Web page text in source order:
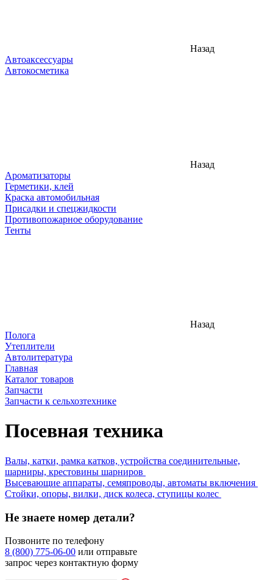
Назад
Автоаксессуары
Автокосметика
Назад
Ароматизаторы
Герметики, клей
Краска автомобильная
Присадки и спецжидкости
Противопожарное оборудование
Тенты
Назад
Полога
Утеплители
Автолитература
Главная
Каталог товаров
Запчасти
Запчасти к сельхозтехнике
Посевная техника
Валы, катки, рамка катков, устройства соединительные,
шарниры, крестовины шарниров
Высевающие аппараты, семяпроводы, автоматы включения
Стойки, опоры, вилки, диск колеса, ступицы колес
Не знаете номер детали?
Позвоните по телефону
8 (800) 775-06-00 или отправьте
запрос через контактную форму